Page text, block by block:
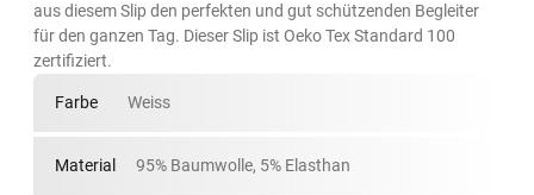
aus diesem Slip den perfekten und gut schützenden Begleiter
für den ganzen Tag. Dieser Slip ist Oeko Tex Standard 100
zertifiziert.
Farbe Weiss
Material 95% Baumwolle, 5% Elasthan